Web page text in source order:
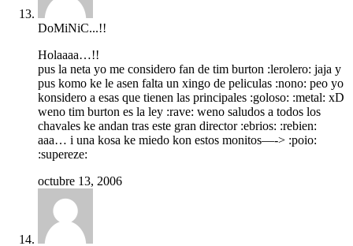
DoMiNiC...!!
Holaaaa…!!
pus la neta yo me considero fan de tim burton :lerolero: jaja y
pus komo ke le asen falta un xingo de peliculas :nono: peo yo
konsidero a esas que tienen las principales :goloso: :metal: xD
weno tim burton es la ley :rave: weno saludos a todos los
chavales ke andan tras este gran director :ebrios: :rebien:
aaa… i una kosa ke miedo kon estos monitos—-> :poio:
:supereze:
octubre 13, 2006